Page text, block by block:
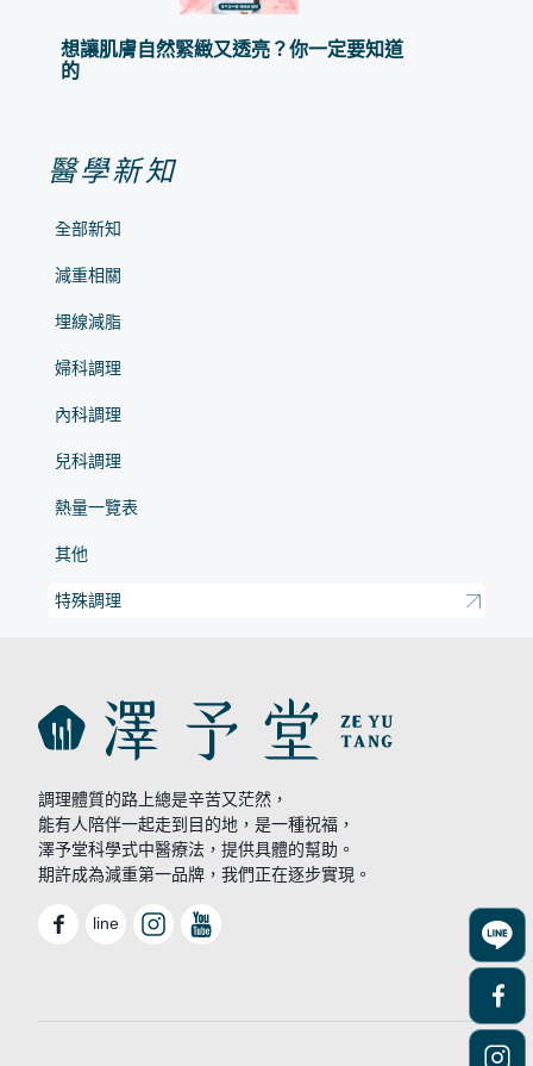
醫學新知
全部新知
減重相關
埋線減脂
婦科調理
內科調理
兒科調理
熱量一覽表
其他
特殊調理
想讓肌膚自然緊緻又透亮？你一定要知道
的
調理體質的路上總是辛苦又茫然，
能有人陪伴一起走到目的地，是一種祝福，
澤予堂科學式中醫療法，提供具體的幫助。
期許成為減重第一品牌，我們正在逐步實現。
line